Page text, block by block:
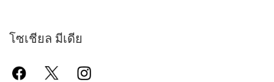
โซเชียล มีเดีย